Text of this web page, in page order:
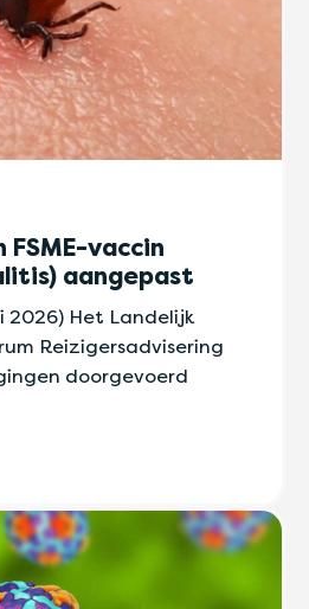
FSME-vaccin
aangepast
2026) Het Landelijk
Reizigersadvisering
doorgevoerd